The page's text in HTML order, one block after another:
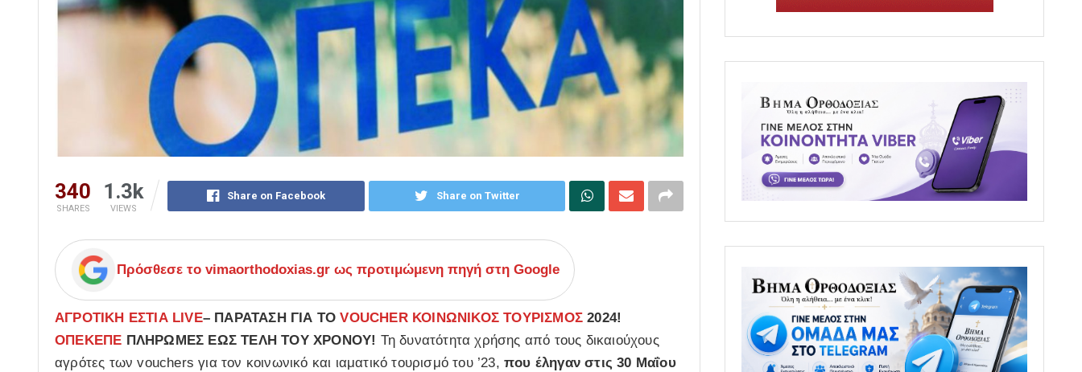
340
SHARES
1.3k
VIEWS
Share on Facebook Share on Twitter
Πρόσθεσε το vimaorthodoxias.gr ως προτιμώμενη πηγή στη Google
ΑΓΡΟΤΙΚΗ ΕΣΤΙΑ LIVE– ΠΑΡΑΤΑΣΗ ΓΙΑ ΤΟVOUCHER ΚΟΙΝΩΝΙΚΟΣ ΤΟΥΡΙΣΜΟΣ 2024!
ΟΠΕΚΕΠΕ ΠΛΗΡΩΜΕΣ ΕΩΣ ΤΕΛΗ ΤΟΥ ΧΡΟΝΟΥ! Τη δυνατότητα χρήσης από τους δικαιούχους
αγρότες των vouchers για τον κοινωνικό και ιαματικό τουρισμό του ’23, που έληγαν στις 30 Μαΐου